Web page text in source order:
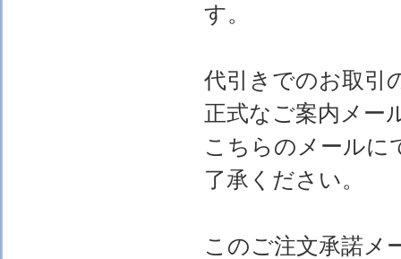
す。
代引きでのお取引
正式なご案内メー
こちらのメールに
了承ください。
このご注文承諾メ